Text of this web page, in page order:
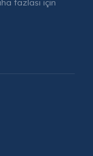
fazlası için